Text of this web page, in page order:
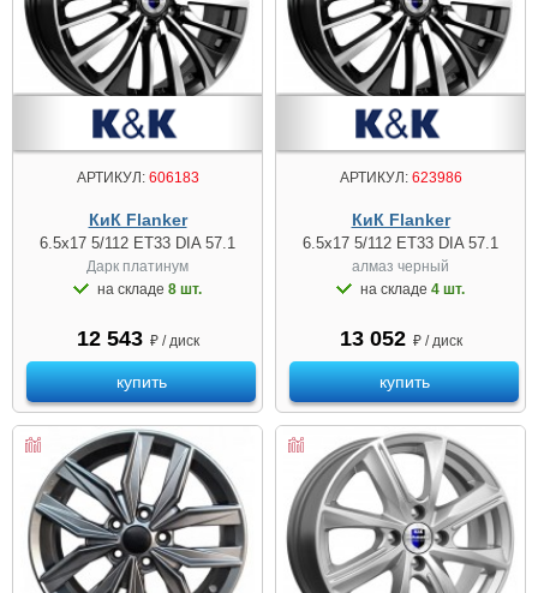
АРТИКУЛ:606183
КиК Flanker
6.5x17 5/112 ET33 DIA 57.1
Дарк платинум
на складе 8 шт.
12 543 ₽ / диск
купить
АРТИКУЛ:623986
КиК Flanker
6.5x17 5/112 ET33 DIA 57.1
алмаз черный
на складе 4 шт.
13 052 ₽ / диск
купить